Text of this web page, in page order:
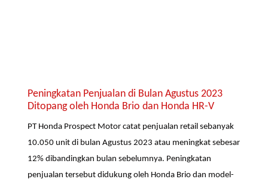
Peningkatan Penjualan di Bulan Agustus 2023
Ditopang oleh Honda Brio dan Honda HR-V
PT Honda Prospect Motor catat penjualan retail sebanyak
10.050 unit di bulan Agustus 2023 atau meningkat sebesar
12% dibandingkan bulan sebelumnya. Peningkatan
penjualan tersebut didukung oleh Honda Brio dan model-